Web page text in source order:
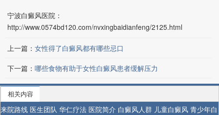
宁波白癜风医院：
http://www.0574bd120.com/nvxingbaidianfeng/2125.html
上一篇： 女性得了白癜风都有哪些忌口
下一篇： 哪些食物有助于女性白癜风患者缓解压力
相关内容
来院路线 医生团队 华仁疗法 医院简介 白癜风人群 儿童白癜风 青少年白